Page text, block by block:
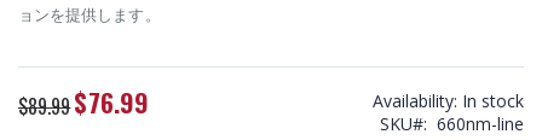
ョンを提供します。
$89.99Special
Price
$76.99 Availability: In stock
SKU
660nm-line